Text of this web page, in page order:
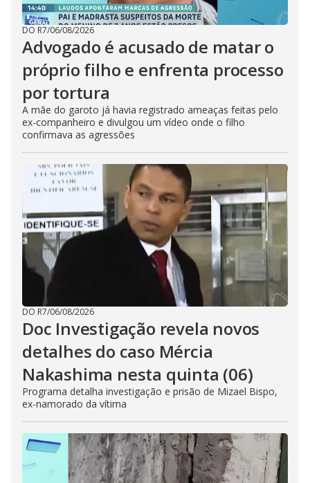
DO R7/06/08/2026
Advogado é acusado de matar o
próprio filho e enfrenta processo
por tortura
A mãe do garoto já havia registrado ameaças feitas pelo
ex-companheiro e divulgou um vídeo onde o filho
confirmava as agressões
DO R7/06/08/2026
Doc Investigação revela novos
detalhes do caso Mércia
Nakashima nesta quinta (06)
Programa detalha investigação e prisão de Mizael Bispo,
ex-namorado da vítima